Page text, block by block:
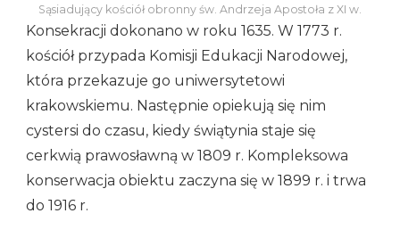
Sąsiadujący kościół obronny św. Andrzeja Apostoła z XI w.
Konsekracji dokonano w roku 1635. W 1773 r.
kościół przypada Komisji Edukacji Narodowej,
która przekazuje go uniwersytetowi
krakowskiemu. Następnie opiekują się nim
cystersi do czasu, kiedy świątynia staje się
cerkwią prawosławną w 1809 r. Kompleksowa
konserwacja obiektu zaczyna się w 1899 r. i trwa
do 1916 r.